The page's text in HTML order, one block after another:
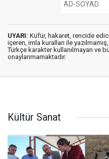
UYARI: Küfür, hakaret, rencide
içeren, imla kuralları ile yazılmamış,
Türkçe karakter kullanılmayan ve
onaylanmamaktadır.
Kültür Sanat